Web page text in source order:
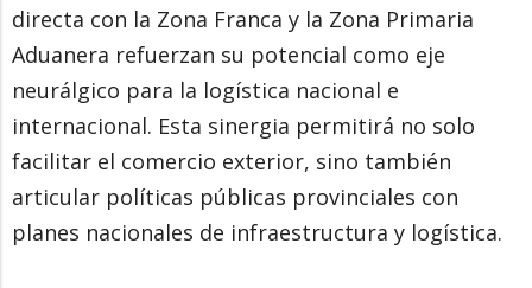
directa con la Zona Franca y la Zona Primaria
Aduanera refuerzan su potencial como eje
neurálgico para la logística nacional e
internacional. Esta sinergia permitirá no solo
facilitar el comercio exterior, sino también
articular políticas públicas provinciales con
planes nacionales de infraestructura y logística.